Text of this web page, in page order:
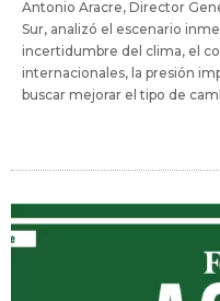
Antonio Aracre, Director
Sur, analizó el escenario
incertidumbre del clima, el
internacionales, la presión
buscar mejorar el tipo de